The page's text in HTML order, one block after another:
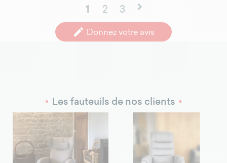
1 2 3 chevron_right
edit Donnez votre avis
Les fauteuils de nos clients